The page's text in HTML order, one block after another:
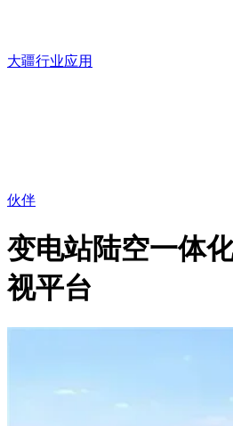
大疆行业应用
伙伴
变电站陆空一体
视平台